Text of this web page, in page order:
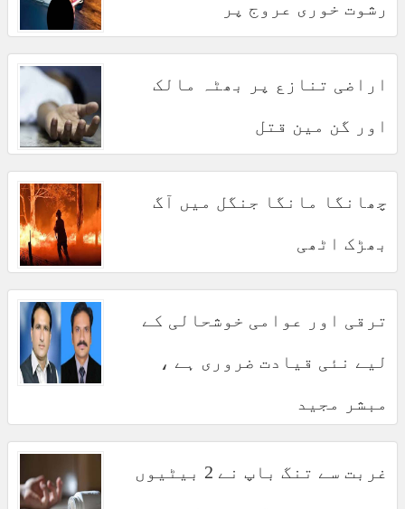
رشوت خوری عروج پر
اراضی تنازع پر بھٹہ مالک
اور گن مین قتل
چھانگا مانگا جنگل میں آگ
بھڑک اٹھی
ترقی اور عوامی خوشحالی کے
لیے نئی قیادت ضروری ہے ،
مبشر مجید
غربت سے تنگ باپ نے 2 بیٹیوں